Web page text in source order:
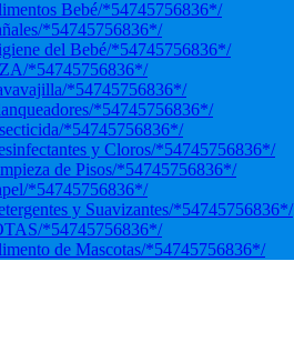
Bebé/*54745756836*/
/*54745756836*/
del Bebé/*54745756836*/
/*54745756836*/
/*54745756836*/
/*54745756836*/
/*54745756836*/
y Cloros/*54745756836*/
de Pisos/*54745756836*/
/*54745756836*/
y Suavizantes/*54745756836*/
/*54745756836*/
de Mascotas/*54745756836*/